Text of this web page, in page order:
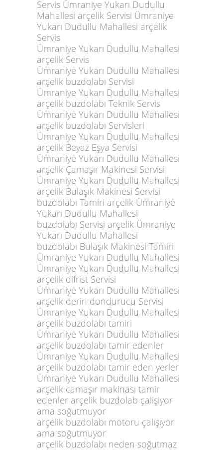
Ümraniye Yukarı Dudullu Mahallesi
arçelik Servis
Ümraniye Yukarı Dudullu Mahallesi
arçelik buzdolabı Servisi
Ümraniye Yukarı Dudullu Mahallesi
arçelik buzdolabı Teknik Servis
Ümraniye Yukarı Dudullu Mahallesi
arçelik buzdolabı Servisleri
Ümraniye Yukarı Dudullu Mahallesi
arçelik Beyaz Eşya Servisi
Ümraniye Yukarı Dudullu Mahallesi
arçelik Çamaşır Makinesi Servisi
Ümraniye Yukarı Dudullu Mahallesi
arçelik Bulaşık Makinesi Servisi
buzdolabı Tamiri arçelik Ümraniye
Yukarı Dudullu Mahallesi
buzdolabı Servisi arçelik Ümraniye
Yukarı Dudullu Mahallesi
buzdolabı Bulaşık Makinesi Tamiri
Ümraniye Yukarı Dudullu Mahallesi
Ümraniye Yukarı Dudullu Mahallesi
arçelik difrist Servisi
Ümraniye Yukarı Dudullu Mahallesi
arçelik derin dondurucu Servisi
Ümraniye Yukarı Dudullu Mahallesi
arçelik buzdolabı tamiri
Ümraniye Yukarı Dudullu Mahallesi
arçelik buzdolabı tamir edenler
Ümraniye Yukarı Dudullu Mahallesi
arçelik buzdolabı tamir eden yerler
Ümraniye Yukarı Dudullu Mahallesi
arçelik camaşır makinası tamir
edenler arçelik buzdolab çalişiyor
ama soğutmuyor
arçelik buzdolabı motoru çalışıyor
ama soğutmuyor
arçelik buzdolabı neden soğutmaz